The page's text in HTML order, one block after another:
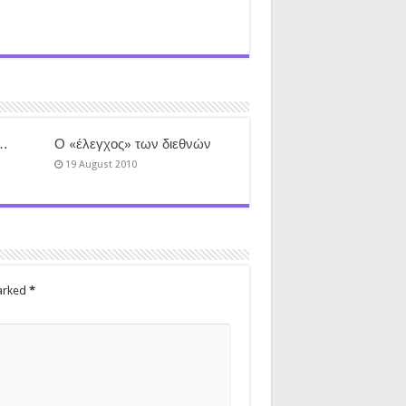
Ο «έλεγχος» των διεθνών
19 August 2010
*